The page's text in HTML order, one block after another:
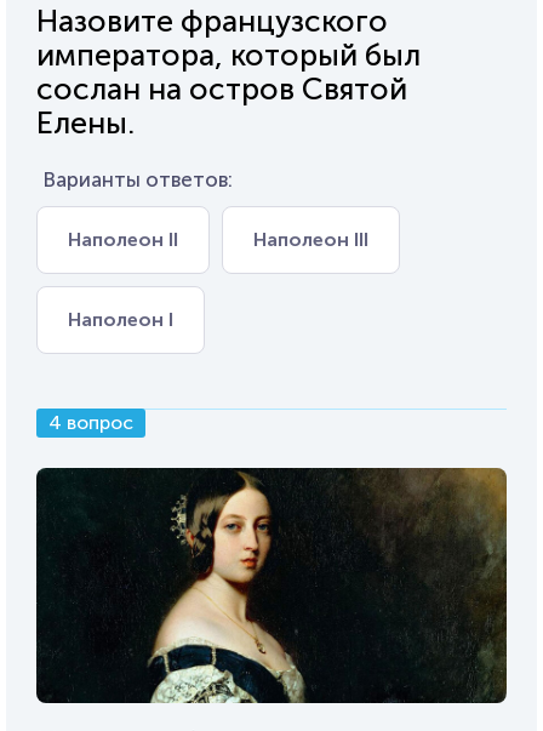
Назовите французского
императора, который был
сослан на остров Святой
Елены.
Варианты ответов:
Наполеон II Наполеон III
Наполеон I
4 вопрос